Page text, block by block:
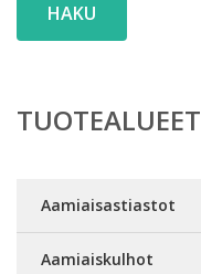
HAKU
TUOTEALUEET
Aamiaisastiastot
Aamiaiskulhot